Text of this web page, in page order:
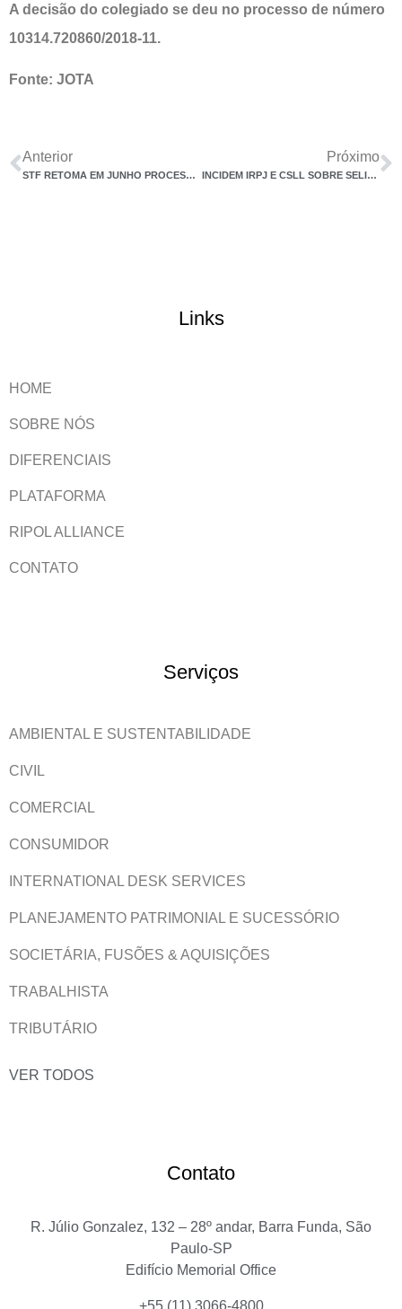
A decisão do colegiado se deu no processo de número
10314.720860/2018-11.
Fonte: JOTA
Anterior
STF RETOMA EM JUNHO PROCESSO SOBRE LUCRO DE CONTROLADAS NO EXTERIOR
Próximo
INCIDEM IRPJ E CSLL SOBRE SELIC EM DEPÓSITOS COMPULSÓRIOS, DECIDE STJ
Links
HOME
SOBRE NÓS
DIFERENCIAIS
PLATAFORMA
RIPOL ALLIANCE
CONTATO
Serviços
AMBIENTAL E SUSTENTABILIDADE
CIVIL
COMERCIAL
CONSUMIDOR
INTERNATIONAL DESK SERVICES
PLANEJAMENTO PATRIMONIAL E SUCESSÓRIO
SOCIETÁRIA, FUSÕES & AQUISIÇÕES
TRABALHISTA
TRIBUTÁRIO
VER TODOS
Contato
R. Júlio Gonzalez, 132 – 28º andar, Barra Funda, São
Paulo-SP
Edifício Memorial Office
+55 (11) 3066-4800